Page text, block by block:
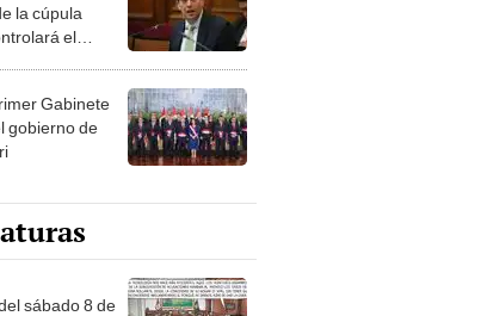
la cúpula
el
Gabinete
gobierno de
sábado 8 de